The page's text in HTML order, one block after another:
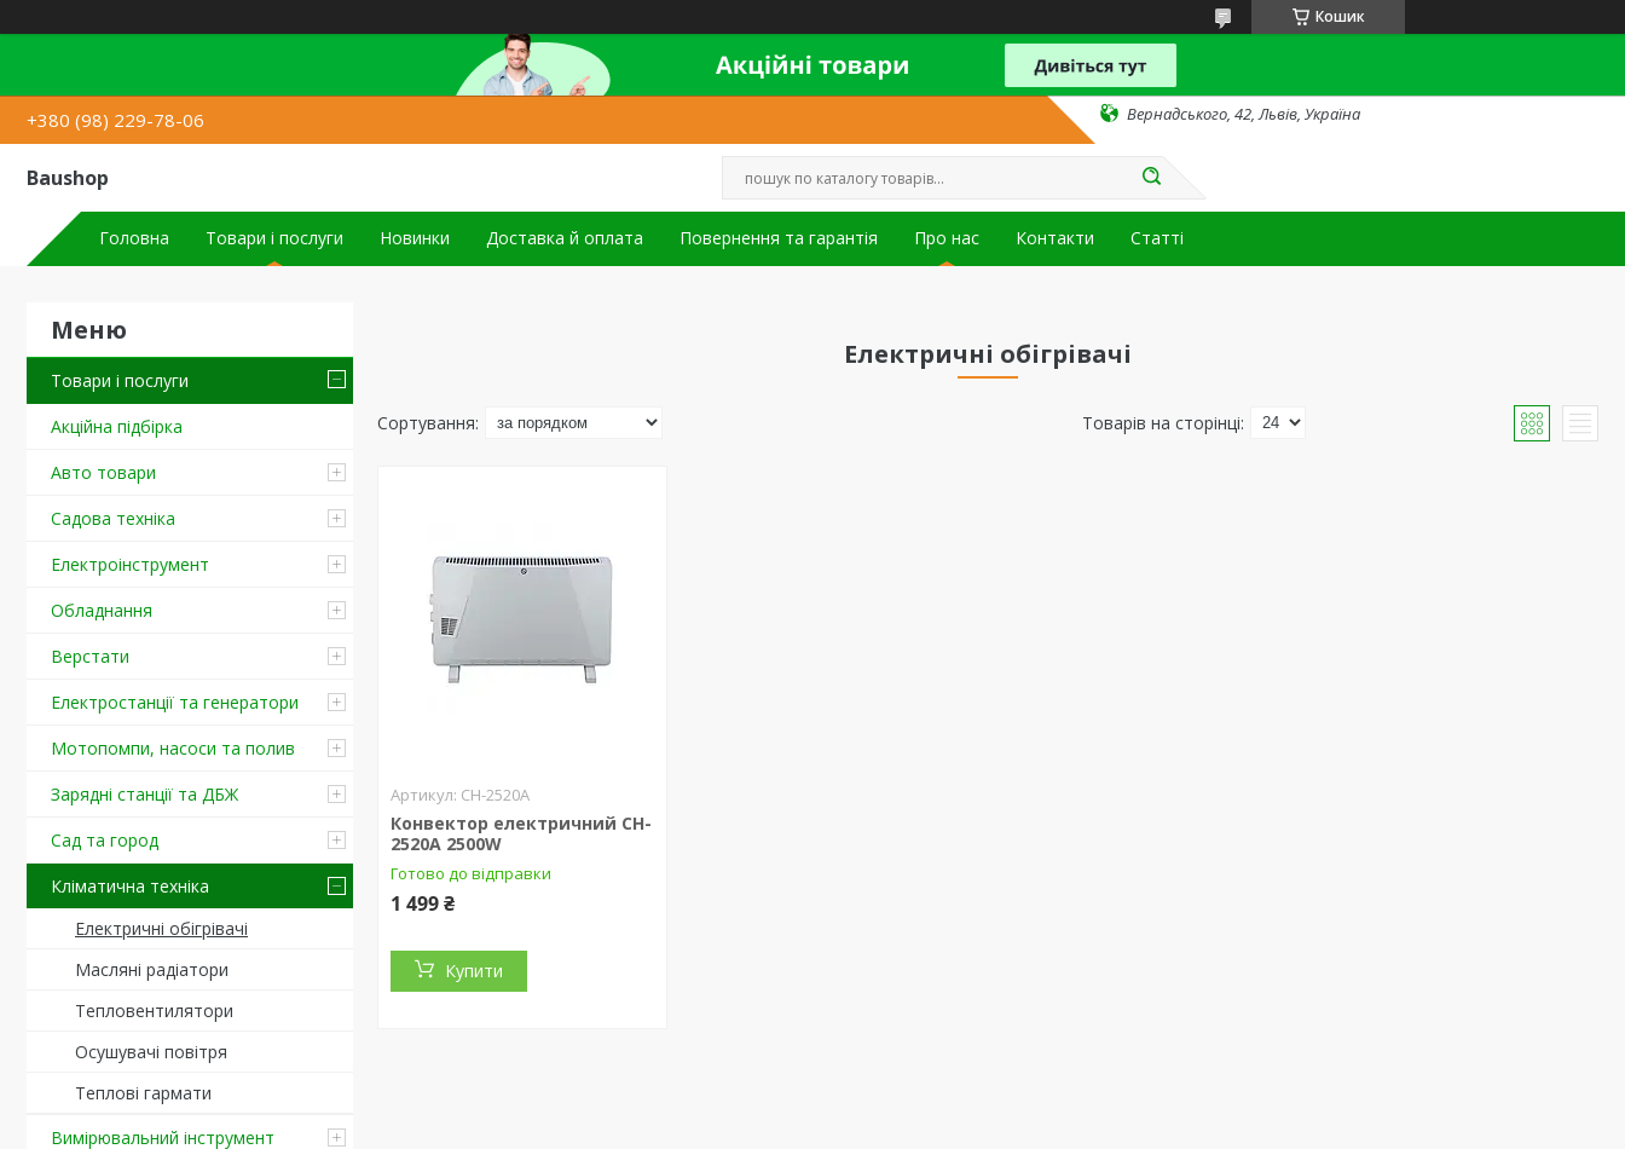
Кошик
+380 (98) 229-78-06 Вернадського, 42, Львів, Україна
Baushop
Головна Товари і послуги Новинки Доставка й оплата Повернення та гарантія Про нас Контакти Статті
Товари і послуги
Акційна підбірка
Авто товари
Садова техніка
Електроінструмент
Обладнання
Верстати
Електростанції та генератори
Мотопомпи, насоси та полив
Зарядні станції та ДБЖ
Сад та город
Кліматична техніка
Електричні обігрівачі
Масляні радіатори
Тепловентилятори
Осушувачі повітря
Теплові гармати
Вимірювальний інструмент
Електричні обігрівачі
CH-2520A
Конвектор електричний CH-
2520A 2500W
Готово до відправки
1 499 ₴
Купити